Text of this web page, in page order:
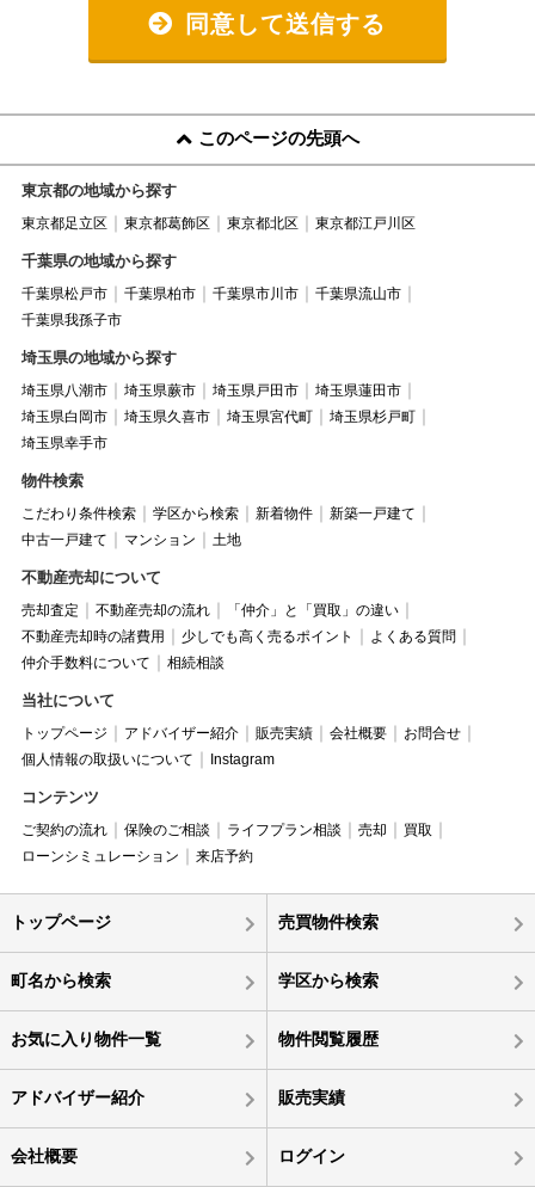
同意して送信する
このページの先頭へ
東京都の地域から探す
東京都足立区 東京都葛飾区 東京都北区 東京都江戸川区
千葉県の地域から探す
千葉県松戸市 千葉県柏市 千葉県市川市
千葉県流山市
千葉県我孫子市
埼玉県の地域から探す
埼玉県八潮市 埼玉県蕨市 埼玉県戸田市
埼玉県蓮田市
埼玉県白岡市
埼玉県久喜市 埼玉県宮代町
埼玉県杉戸町
埼玉県幸手市
物件検索
こだわり条件検索 学区から検索 新着物件
新築一戸建て
中古一戸建て
マンション 土地
不動産売却について
売却査定 不動産売却の流れ
「仲介」と「買取」の違い
不動産売却時の諸費用
少しでも高く売るポイント
よくある質問
仲介手数料について
相続相談
当社について
トップページ アドバイザー紹介 販売実績 会社概要
お問合せ
個人情報の取扱いについて
Instagram
コンテンツ
ご契約の流れ 保険のご相談 ライフプラン相談 売却
買取
ローンシミュレーション
来店予約
トップページ 売買物件検索
町名から検索 学区から検索
お気に入り物件一覧 物件閲覧履歴
アドバイザー紹介 販売実績
会社概要 ログイン